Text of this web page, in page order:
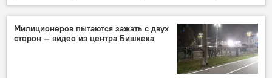
Происшествия
Ситуация в Кыргызстане после парламентских выборов
раненый
столкновения
милиция
Милиционеров пытаются зажать с двух
сторон — видео из центра Бишкека